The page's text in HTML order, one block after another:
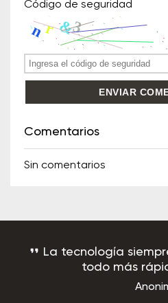
Código de seguridad
ENVIAR
Comentarios
Sin comentarios
format_quote La tecnología
todo más